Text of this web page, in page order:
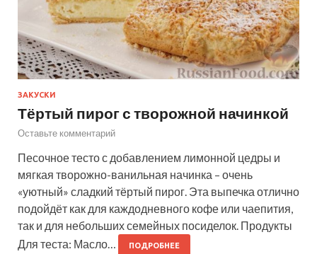
ЗАКУСКИ
Тёртый пирог с творожной начинкой
Оставьте комментарий
Песочное тесто с добавлением лимонной цедры и
мягкая творожно-ванильная начинка – очень
«уютный» сладкий тёртый пирог. Эта выпечка отлично
подойдёт как для каждодневного кофе или чаепития,
так и для небольших семейных посиделок. Продукты
Для теста: Масло…
ПОДРОБНЕЕ